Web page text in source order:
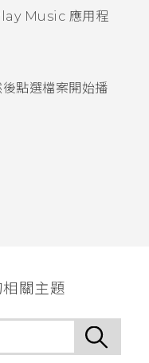
Music 應用程
點選檔案開始播
關主題